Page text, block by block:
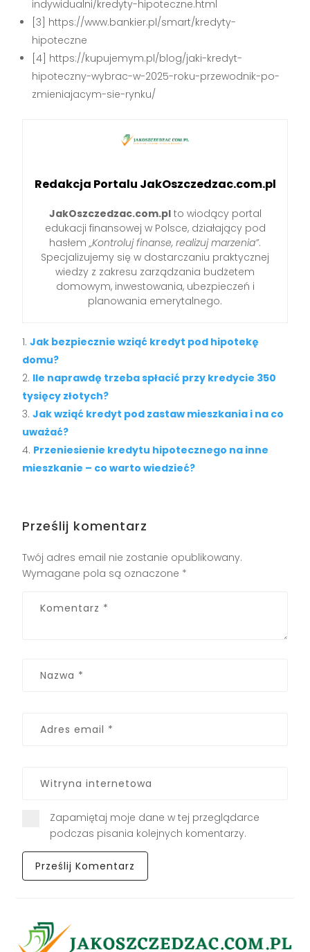
indywidualni/kredyty-hipoteczne.html
[3] https://www.bankier.pl/smart/kredyty-
hipoteczne
[4] https://kupujemym.pl/blog/jaki-kredyt-
hipoteczny-wybrac-w-2025-roku-przewodnik-po-
zmieniajacym-sie-rynku/
Redakcja Portalu JakOszczedzac.com.pl
JakOszczedzac.com.plto wiodący portal
edukacji finansowej w Polsce, działający pod
hasłem „Kontroluj finanse, realizuj marzenia”.
Specjalizujemy się w dostarczaniu praktycznej
wiedzy z zakresu zarządzania budżetem
domowym, inwestowania, ubezpieczeń i
planowania emerytalnego.
Jak bezpiecznie wziąć kredyt pod hipotekę
domu?
Ile naprawdę trzeba spłacić przy kredycie 350
tysięcy złotych?
Jak wziąć kredyt pod zastaw mieszkania i na co
uważać?
Przeniesienie kredytu hipotecznego na inne
mieszkanie – co warto wiedzieć?
Prześlij komentarz
Twój adres email nie zostanie opublikowany.
Wymagane pola są oznaczone *
Zapamiętaj moje dane w tej przeglądarce
podczas pisania kolejnych komentarzy.